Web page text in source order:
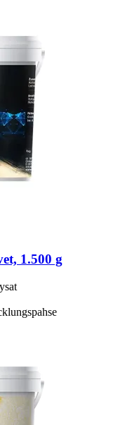
1.500 g